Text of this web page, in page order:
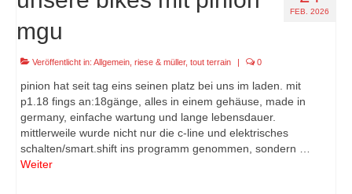
FEB. 2026
mgu
Veröffentlicht in: Allgemein riese & müller, tout terrain | 0
pinion hat seit tag eins seinen platz bei uns im laden. mit
p1.18 fings an:18gänge, alles in einem gehäuse, made in
germany, einfache wartung und lange lebensdauer.
mittlerweile wurde nicht nur die c-line und elektrisches
schalten/smart.shift ins programm genommen, sondern …
Weiter